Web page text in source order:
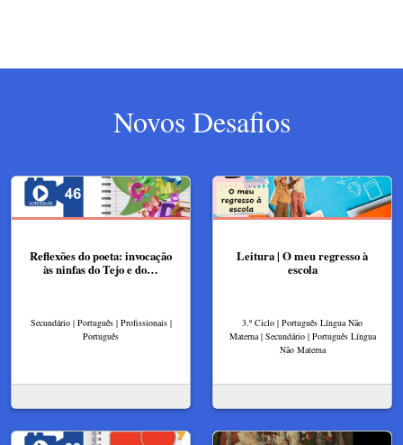
Novos Desafios
Reflexões do poeta: invocação
às ninfas do Tejo e do…
Secundário | Português | Profissionais |
Português
Leitura | O meu regresso à
escola
3.º Ciclo | Português Língua Não
Materna | Secundário | Português Língua
Não Materna